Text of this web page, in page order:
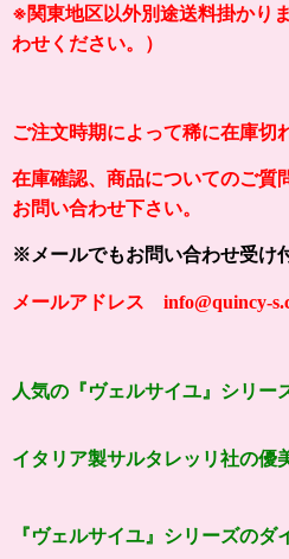
※関東地区以外別途送料掛かり
わせください。）
ご注文時期によって稀に在庫切
在庫確認、商品についてのご質
お問い合わせ下さい。
※メールでもお問い合わせ受け
メールアドレス info@quincy-
人気の『ヴェルサイユ』シリー
イタリア製サルタレッリ社の優
『ヴェルサイユ 』シリーズのダ